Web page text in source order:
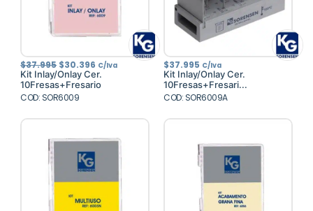
$37.995 El
precio
original
era:
$37.995.
$30.396 El
precio
actual
es:
C/Iva
Kit Inlay/Onlay Cer.
10Fresas+Fresario
COD: SOR6009
$37.995 C/Iva
Kit Inlay/Onlay Cer.
10Fresas+Fresari...
COD: SOR6009A